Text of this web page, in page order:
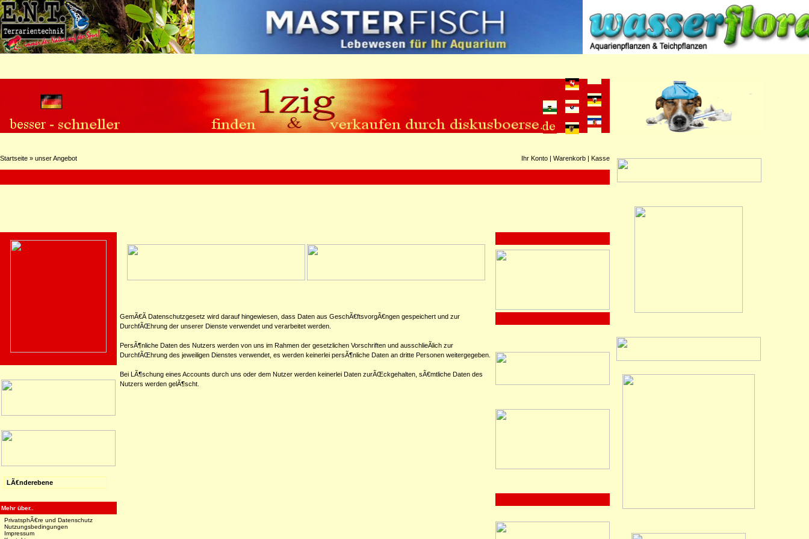
Startseite » unser Angebot Ihr Konto | Warenkorb | Kasse
LÃ€nderebene
Mehr über..
PrivatsphÃ€re und Datenschutz
Nutzungsbedingungen
Impressum
GemÃ€Ã Datenschutzgesetz wird darauf hingewiesen, dass Daten aus GeschÃ€ftsvorgÃ€ngen gespeichert und zur
DurchfÃŒhrung der unserer Dienste verwendet und verarbeitet werden.
PersÃ¶nliche Daten des Nutzers werden von uns im Rahmen der gesetzlichen Vorschriften und ausschlieÃlich zur
DurchfÃŒhrung des jeweiligen Dienstes verwendet, es werden keinerlei persÃ¶nliche Daten an dritte Personen weitergegeben.
Bei LÃ¶schung eines Accounts durch uns oder dem Nutzer werden keinerlei Daten zurÃŒckgehalten, sÃ€mtliche Daten des
Nutzers werden gelÃ¶scht.